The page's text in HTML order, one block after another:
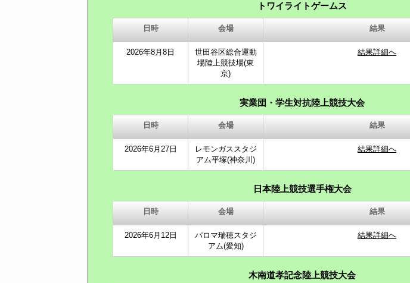
トワイライトゲームス
日時 会場 結果
2026年8月8日
世田谷区総合運動
場陸上競技場(東
京)
結果詳細へ
実業団・学生対抗陸上競技大会
日時 会場 結果
2026年6月27日
レモンガススタジ
アム平塚(神奈川)
結果詳細へ
日本陸上競技選手権大会
日時 会場 結果
2026年6月12日
パロマ瑞穂スタジ
アム(愛知)
結果詳細へ
木南道孝記念陸上競技大会